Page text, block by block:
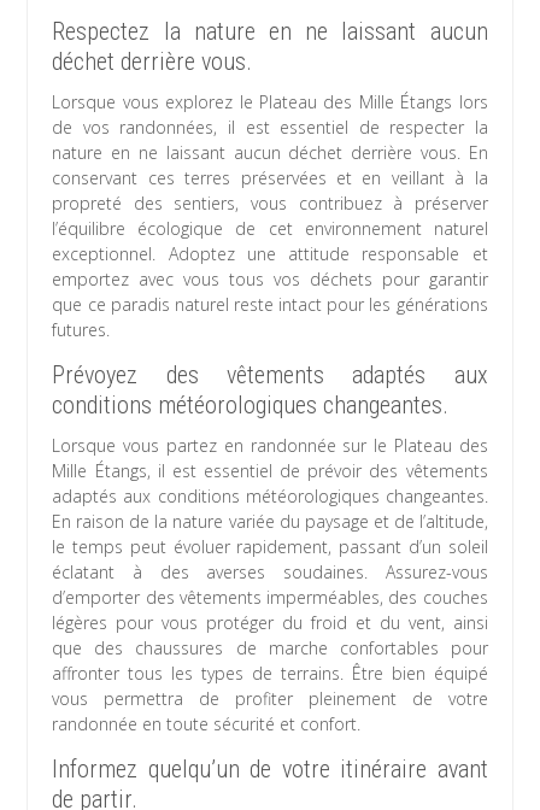
Respectez la nature en ne laissant aucun
déchet derrière vous.
Lorsque vous explorez le Plateau des Mille Étangs lors
de vos randonnées, il est essentiel de respecter la
nature en ne laissant aucun déchet derrière vous. En
conservant ces terres préservées et en veillant à la
propreté des sentiers, vous contribuez à préserver
l’équilibre écologique de cet environnement naturel
exceptionnel. Adoptez une attitude responsable et
emportez avec vous tous vos déchets pour garantir
que ce paradis naturel reste intact pour les générations
futures.
Prévoyez des vêtements adaptés aux
conditions météorologiques changeantes.
Lorsque vous partez en randonnée sur le Plateau des
Mille Étangs, il est essentiel de prévoir des vêtements
adaptés aux conditions météorologiques changeantes.
En raison de la nature variée du paysage et de l’altitude,
le temps peut évoluer rapidement, passant d’un soleil
éclatant à des averses soudaines. Assurez-vous
d’emporter des vêtements imperméables, des couches
légères pour vous protéger du froid et du vent, ainsi
que des chaussures de marche confortables pour
affronter tous les types de terrains. Être bien équipé
vous permettra de profiter pleinement de votre
randonnée en toute sécurité et confort.
Informez quelqu’un de votre itinéraire avant
de partir.